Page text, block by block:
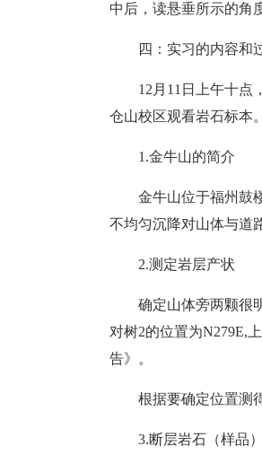
中后，读悬垂所示的角
四：实习的内容和
12月11日上午十点
仓山校区观看岩石标本。
1.金牛山的简介
金牛山位于福州鼓
不均匀沉降对山体与道
2.测定岩层产状
确定山体旁两颗很
对树2的位置为N279E,
告》。
根据要确定位置测
3.断层岩石（样品